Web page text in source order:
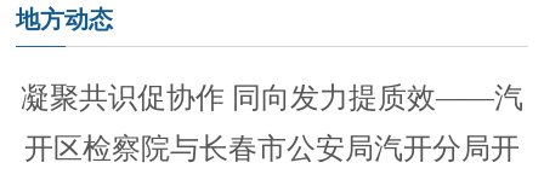
地方动态
凝聚共识促协作 同向发力提质效——汽
开区检察院与长春市公安局汽开分局开